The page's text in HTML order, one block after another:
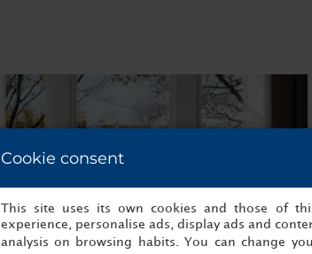
Cookie consent
This site uses its own cookies and those of
experience, personalise ads, display ads and
analysis on browsing habits. You can change